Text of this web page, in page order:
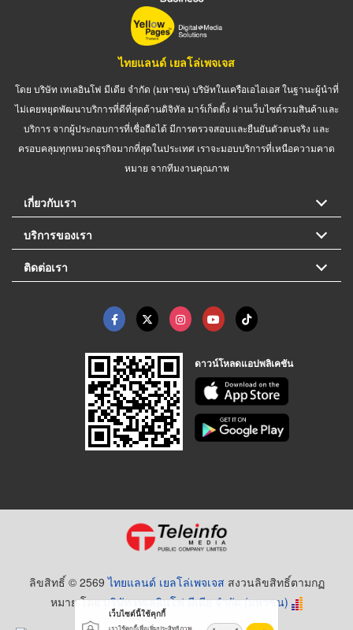
ไทยแลนด์ เยลโล่เพจเจส
โดย บริษัท เทเลอินโฟ มีเดีย จำกัด (มหาชน) บริษัทในเครือเอไอเอส ในฐานะผู้นำที่
ไม่เคยหยุดพัฒนาบริการที่ดีที่สุดด้านดิจิทัล มาร์เก็ตติ้ง ผ่านเว็บไซต์รวมสินค้าและ
บริการ จากผู้ประกอบการที่เชื่อถือได้ มีการตรวจสอบและยืนยันตัวตนจริง และ
ครอบคลุมทุกหมวดธุรกิจมากที่สุดในประเทศ เราจะมอบบริการที่เหนือความคาด
หมาย จากทีมงานคุณภาพ
เกี่ยวกับเรา
บริการของเรา
ติดต่อเรา
ดาวน์โหลดแอปพลิเคชัน
ลิขสิทธิ์ © 2569ไทยแลนด์ เยลโล่เพจเจส สงวนลิขสิทธิ์ตามกฏ
หมาย โดยบริษัท เทเลอินโฟ มีเดีย จำกัด (มหาชน)
เว็บไซต์นี้ใช้คุกกี้
เราใช้คุกกี้เพื่อเพิ่มประสิทธิภาพ